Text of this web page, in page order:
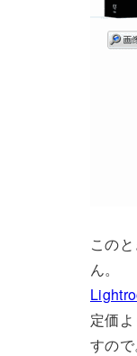
この
ん。
定価
すので